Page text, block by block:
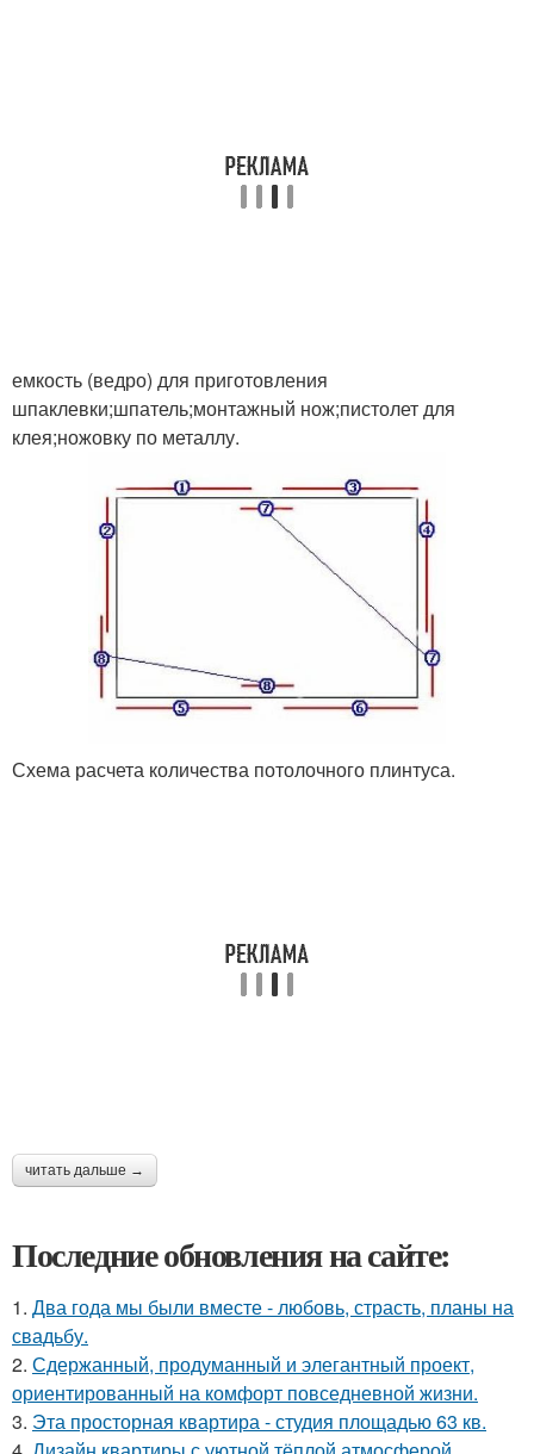
емкость (ведро) для приготовления
шпаклевки;шпатель;монтажный нож;пистолет для
клея;ножовку по металлу.
Схема расчета количества потолочного плинтуса.
читать дальше →
Последние обновления на сайте:
1. Два года мы были вместе - любовь, страсть, планы на
свадьбу.
2. Сдержанный, продуманный и элегантный проект,
ориентированный на комфорт повседневной жизни.
3. Эта просторная квартира - студия площадью 63 кв.